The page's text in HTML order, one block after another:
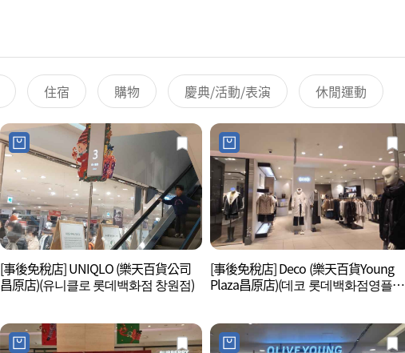
住宿 購物 慶典/活動/表演 休閒運動
[事後免稅店] UNIQLO (樂天百貨公司
昌原店)(유니클로 롯데백화점 창원점)
[事後免稅店] Deco (樂天百貨Young
Plaza昌原店)(데코 롯데백화점영플라